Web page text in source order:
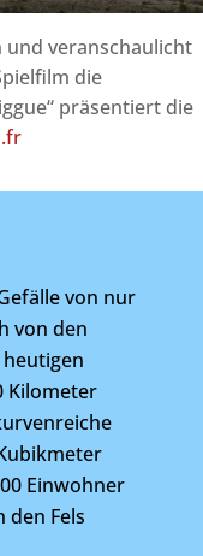
und veranschaulicht
die
präsentiert die
von nur
von den
Kilometer
Einwohner
Fels